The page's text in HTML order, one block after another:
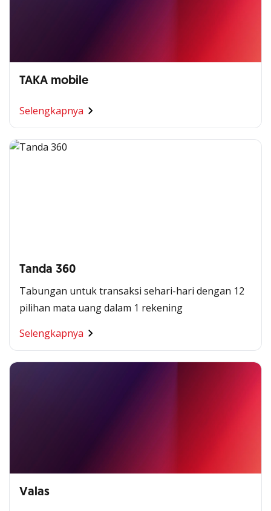
TAKA mobile
Selengkapnya
Tanda 360
Tabungan untuk transaksi sehari-hari dengan 12
pilihan mata uang dalam 1 rekening
Selengkapnya
Valas